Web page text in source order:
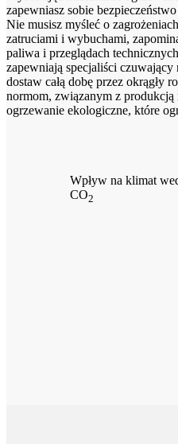
zapewniasz sobie
Nie musisz myśleć o
zatruciami i wybuchami,
paliwa i przeglądach
zapewniają specjaliści czuwający
dostaw całą dobę przez okrągły
normom, związanym z produkcją
ogrzewanie ekologiczne, które
Wpływ na klimat
CO2